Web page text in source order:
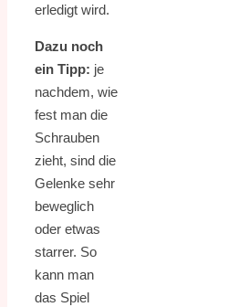
erledigt wird.
Dazu noch
ein Tipp: je
nachdem, wie
fest man die
Schrauben
zieht, sind die
Gelenke sehr
beweglich
oder etwas
starrer. So
kann man
das Spiel